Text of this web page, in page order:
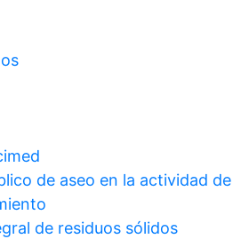
de aseo en la actividad de
de residuos sólidos